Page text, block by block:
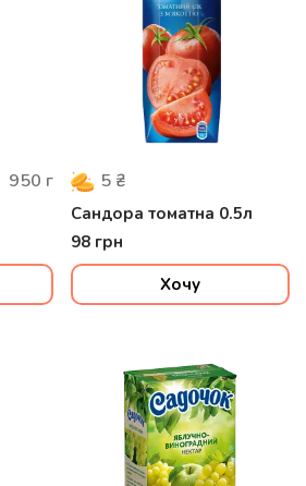
950 г 5 ₴
Сандора томатна 0.5л
98 грн
Хочу